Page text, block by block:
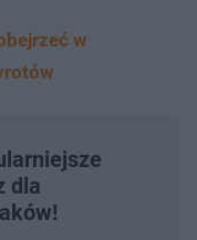
w
dla